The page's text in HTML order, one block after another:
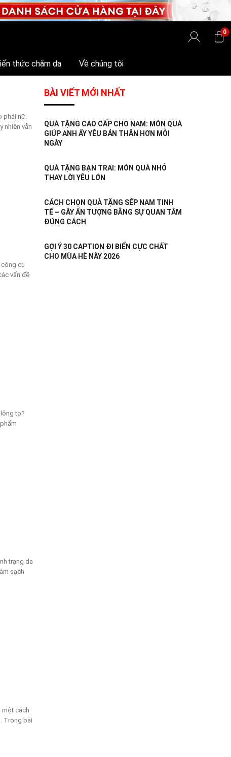
0
thức chăm da Về chúng tôi
phái nữ.
nhiên vẫn
cụ
vấn đề
to?
trạng da
sạch
một cách
Trong bài
BÀI VIẾT MỚI NHẤT
QUÀ TẶNG CAO CẤP CHO NAM: MÓN QUÀ
GIÚP ANH ẤY YÊU BẢN THÂN HƠN MỖI
NGÀY
QUÀ TẶNG BẠN TRAI: MÓN QUÀ NHỎ
THAY LỜI YÊU LỚN
CÁCH CHỌN QUÀ TẶNG SẾP NAM TINH
TẾ – GÂY ẤN TƯỢNG BẰNG SỰ QUAN TÂM
ĐÚNG CÁCH
GỢI Ý 30 CAPTION ĐI BIỂN CỰC CHẤT
CHO MÙA HÈ NÀY 2026